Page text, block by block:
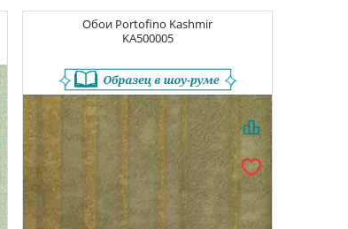
Обои Portofino Kashmir
KA500005